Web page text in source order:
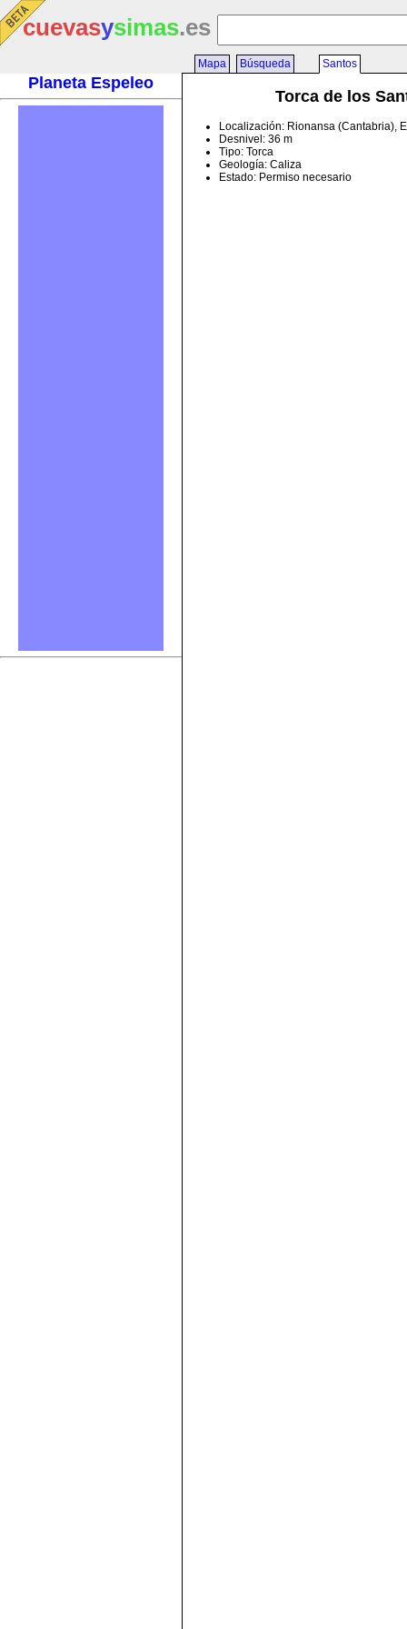
cuevasysimas.es
Planeta Espeleo
Mapa Búsqueda Santos
Torca de los
Localización: Rionansa (Cantabria),
Desnivel: 36 m
Tipo: Torca
Geología: Caliza
Estado: Permiso necesario